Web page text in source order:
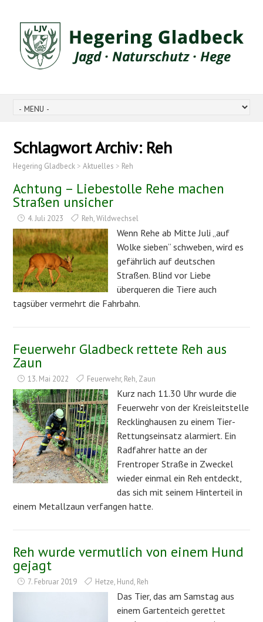
Schlagwort Archiv: Reh
Hegering Gladbeck >Aktuelles > Reh
Achtung – Liebestolle Rehe machen
Straßen unsicher
4. Juli 2023 Reh,Wildwechsel
Wenn Rehe ab Mitte Juli „auf
Wolke sieben“ schweben, wird es
gefährlich auf deutschen
Straßen. Blind vor Liebe
überqueren die Tiere auch
tagsüber vermehrt die Fahrbahn.
Feuerwehr Gladbeck rettete Reh aus
Zaun
13. Mai 2022 Feuerwehr, Reh, Zaun
Kurz nach 11.30 Uhr wurde die
Feuerwehr von der Kreisleitstelle
Recklinghausen zu einem Tier-
Rettungseinsatz alarmiert. Ein
Radfahrer hatte an der
Frentroper Straße in Zweckel
wieder einmal ein Reh entdeckt,
das sich mit seinem Hinterteil in
einem Metallzaun verfangen hatte.
Reh wurde vermutlich von einem Hund
gejagt
7. Februar 2019 Hetze, Hund, Reh
Das Tier, das am Samstag aus
einem Gartenteich gerettet